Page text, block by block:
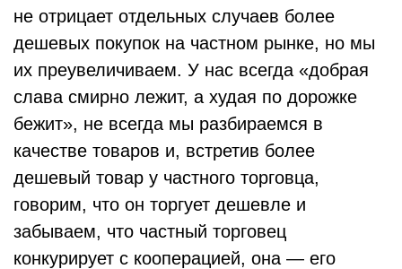
не отрицает отдельных случаев более
дешевых покупок на частном рынке, но мы
их преувеличиваем. У нас всегда «добрая
слава смирно лежит, а худая по дорожке
бежит», не всегда мы разбираемся в
качестве товаров и, встретив более
дешевый товар у частного торговца,
говорим, что он торгует дешевле и
забываем, что частный торговец
конкурирует с кооперацией, она — его